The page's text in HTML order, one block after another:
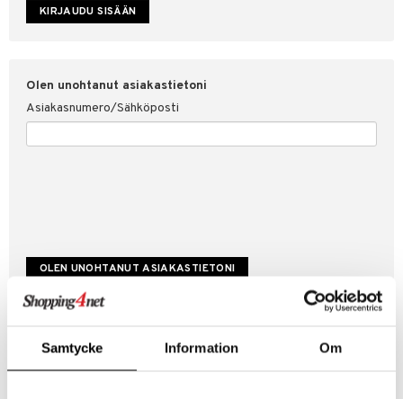
Samtycke Information Om
Olen unohtanut asiakastietoni
Asiakasnumero/Sähköposti
Luo uusi asiakas
Hyviä tarjouksia